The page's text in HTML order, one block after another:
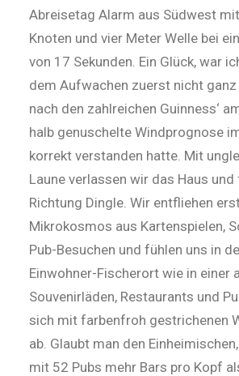
Abreisetag Alarm aus Südwest
Knoten und vier Meter Welle bei
von 17 Sekunden. Ein Glück, war
dem Aufwachen zuerst nicht ganz
nach den zahlreichen Guinness‘
halb genuschelte Windprognose
korrekt verstanden hatte. Mit
Laune verlassen wir das Haus und
Richtung Dingle. Wir entfliehen
Mikrokosmos aus Kartenspielen,
Pub-Besuchen und fühlen uns in
Einwohner-Fischerort wie in einer
Souvenirläden, Restaurants und
sich mit farbenfroh gestrichenen
ab. Glaubt man den
mit 52 Pubs mehr Bars pro Kopf